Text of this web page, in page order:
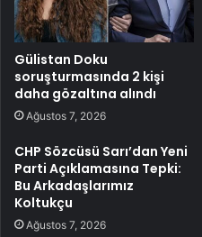
Gülistan Doku
soruşturmasında 2 kişi
daha gözaltına alındı
Ağustos 7, 2026
CHP Sözcüsü Sarı’dan Yeni
Parti Açıklamasına Tepki:
Bu Arkadaşlarımız
Koltukçu
Ağustos 7, 2026